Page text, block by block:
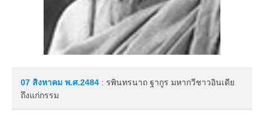
07 สิงหาคม พ.ศ.2484 : รพินทรนาถ ฐากูร มหากวีชาวอินเดีย
ถึงแก่กรรม